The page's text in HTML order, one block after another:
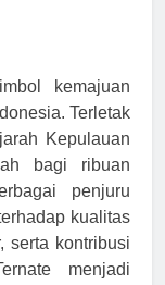
kemajuan
Terletak
Kepulauan
bagi ribuan
penjuru
kualitas
serta kontribusi
menjadi